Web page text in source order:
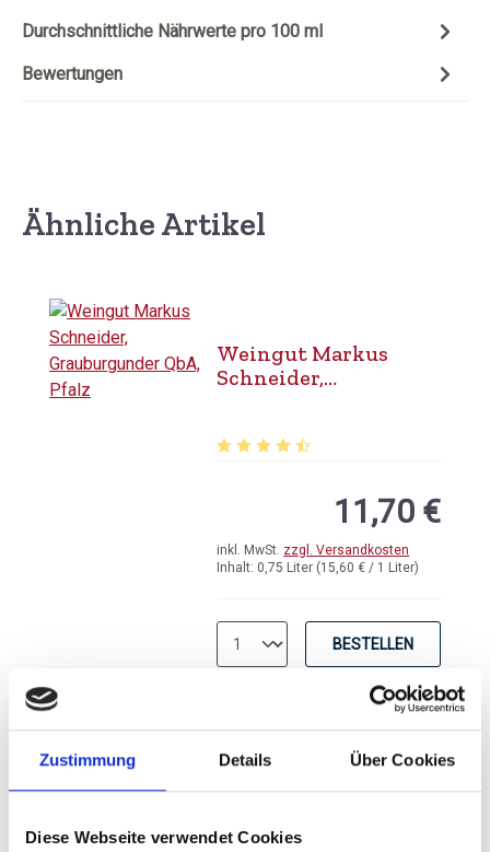
Zustimmung Details Über Cookies
Diese Webseite verwendet Cookies
Durchschnittliche Nährwerte pro 100 ml
Bewertungen
Ähnliche Artikel
Produktgalerie überspringen
Weingut Markus
Schneider,
Inhalt: 0,75 Liter (15,60 € / 1 Liter)
inkl. MwSt. zzgl. Versandkosten
11,70 €
BESTELLEN
Weingut Markus
Schneider,
Weissburgunder QbA,